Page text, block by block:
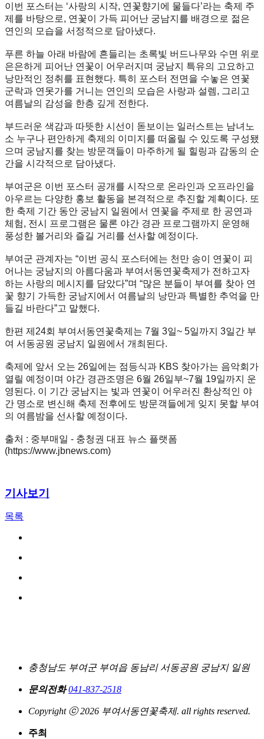
이번 포스터는 ‘사랑의 시작, 연꽃향기에 물들다’라는 축제 주
제를 바탕으로, 연꽃이 가득 피어난 궁남지를 배경으로 젊은
연인의 모습을 서정적으로 담아냈다.
푸른 하늘 아래 바람에 흔들리는 초록빛 버드나무와 수면 위로
은은하게 피어난 연꽃이 어우러지며 궁남지 특유의 고요하고
낭만적인 정취를 표현했다. 특히 포스터 전면을 수놓은 연꽃
군락과 연못가를 거니는 연인의 모습은 사랑과 설렘, 그리고
여름날의 감성을 한층 깊게 전한다.
부드러운 색감과 따뜻한 시선이 돋보이는 일러스트는 남녀노
소 누구나 편안하게 축제의 이미지를 떠올릴 수 있도록 구성됐
으며 궁남지를 찾는 방문객들이 마주하게 될 힐링과 감동의 순
간을 시각적으로 담아냈다.
부여군은 이번 포스터 공개를 시작으로 온라인과 오프라인을
아우르는 다양한 홍보 활동을 본격적으로 추진할 계획이다. 또
한 축제 기간 동안 궁남지 일원에서 연꽃을 주제로 한 공연과
체험, 전시 프로그램은 물론 야간 경관 프로그램까지 운영해
풍성한 볼거리와 즐길 거리를 선사할 예정이다.
부여군 관계자는 “이번 공식 포스터에는 천만 송이 연꽃이 피
어나는 궁남지의 아름다움과 부여서동연꽃축제가 전하고자
하는 사랑의 메시지를 담았다”며 “많은 분들이 부여를 찾아 연
꽃 향기 가득한 궁남지에서 여름날의 낭만과 특별한 추억을 만
들길 바란다”고 말했다.
한편 제24회 부여서동연꽃축제는 7월 3일~ 5일까지 3일간 부
여 서동공원 궁남지 일원에서 개최된다.
축제에 앞서 오는 26일에는 점등식과 KBS 찾아가는 음악회가
열릴 예정이며 야간 경관조명은 6월 26일부~7월 19일까지 운
영된다. 이 기간 궁남지는 빛과 연꽃이 어우러진 환상적인 야
간 명소로 변신해 축제 전후에도 방문객들에게 잊지 못할 부여
의 여름밤을 선사할 예정이다.
출처 : 중부매일 - 충청권 대표 뉴스 플랫폼
(https://www.jbnews.com)
기사보기
목록
충청남도 부여군 부여읍 동남리 서동공원 궁남지 일원
문의전화 041-837-2518
Copyright ⓒ 2026 부여서동연꽃축제. all rights reserved.
주최